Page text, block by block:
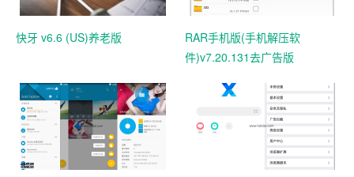
快牙 v6.6 (US)养老版
RAR手机版(手机解压软
件)v7.20.131去广告版